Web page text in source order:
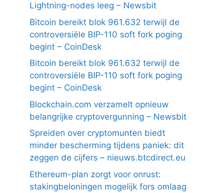
Lightning-nodes leeg – Newsbit
Bitcoin bereikt blok 961.632 terwijl de
controversiële BIP-110 soft fork poging
begint – CoinDesk
Bitcoin bereikt blok 961.632 terwijl de
controversiële BIP-110 soft fork poging
begint – CoinDesk
Blockchain.com verzamelt opnieuw
belangrijke cryptovergunning – Newsbit
Spreiden over cryptomunten biedt
minder bescherming tijdens paniek: dit
zeggen de cijfers – nieuws.btcdirect.eu
Ethereum-plan zorgt voor onrust:
stakingbeloningen mogelijk fors omlaag